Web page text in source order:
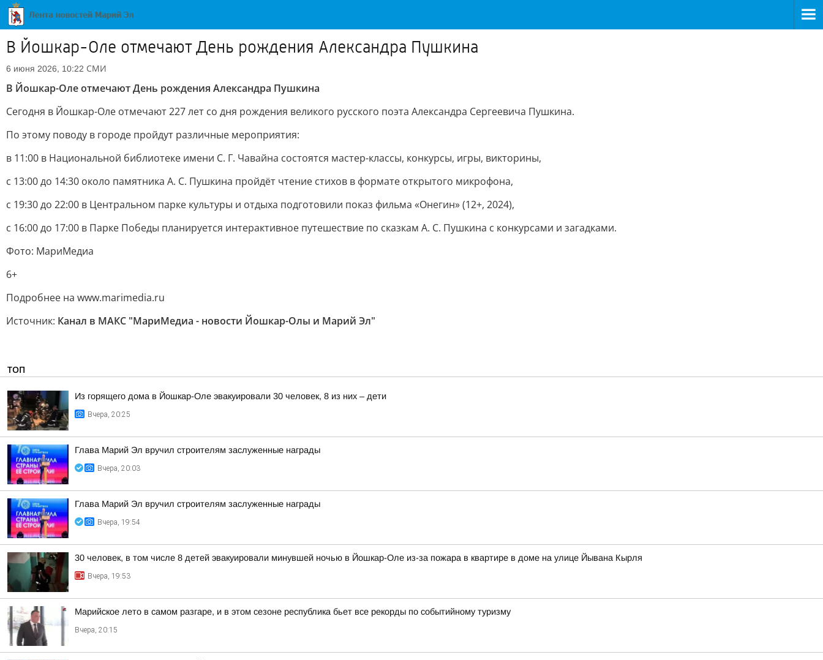
В Йошкар-Оле отмечают День рождения Александра Пушкина
6 июня 2026, 10:22 СМИ
В Йошкар-Оле отмечают День рождения Александра Пушкина
Сегодня в Йошкар-Оле отмечают 227 лет со дня рождения великого русского поэта Александра Сергеевича Пушкина.
По этому поводу в городе пройдут различные мероприятия:
в 11:00 в Национальной библиотеке имени С. Г. Чавайна состоятся мастер-классы, конкурсы, игры, викторины,
с 13:00 до 14:30 около памятника А. С. Пушкина пройдёт чтение стихов в формате открытого микрофона,
с 19:30 до 22:00 в Центральном парке культуры и отдыха подготовили показ фильма «Онегин» (12+, 2024),
с 16:00 до 17:00 в Парке Победы планируется интерактивное путешествие по сказкам А. С. Пушкина с конкурсами и загадками.
Фото: МариМедиа
6+
Подробнее на www.marimedia.ru
Источник: Канал в МАКС "МариМедиа - новости Йошкар-Олы и Марий Эл"
ТОП
Из горящего дома в Йошкар-Оле эвакуировали 30 человек, 8 из них – дети
Вчера, 20:25
Глава Марий Эл вручил строителям заслуженные награды
Вчера, 20:03
Глава Марий Эл вручил строителям заслуженные награды
Вчера, 19:54
30 человек, в том числе 8 детей эвакуировали минувшей ночью в Йошкар-Оле из-за пожара в квартире в доме на улице Йывана Кырля
Вчера, 19:53
Марийское лето в самом разгаре, и в этом сезоне республика бьет все рекорды по событийному туризму
Вчера, 20:15